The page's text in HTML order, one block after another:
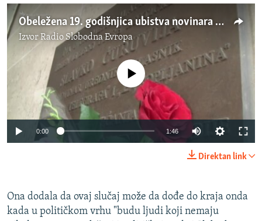
Obeležena 19. godišnjica ubistva novinara Slavka Ćuruvije
IzvorRadio Slobodna Evropa
No media source currently available
0:00 1:46
Direktan link
Ona dodala da ovaj slučaj može da dođe do kraja onda
kada u političkom vrhu "budu ljudi koji nemaju